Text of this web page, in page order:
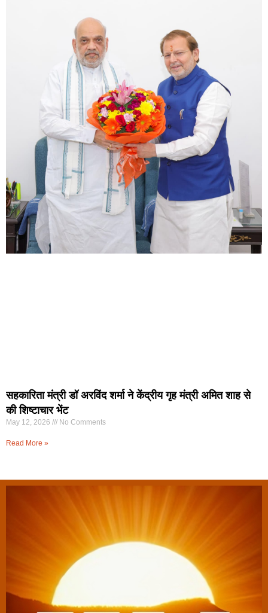
सहकारिता मंत्री डॉ अरविंद शर्मा ने केंद्रीय गृह मंत्री अमित शाह से
की शिष्टाचार भेंट
May 12, 2026 No Comments
Read More »